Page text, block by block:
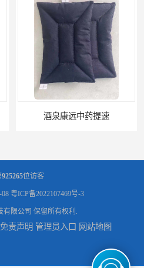
中药提速增效垫渗透液哪家好
家用中药提速治疗仪报价
925265位访客
粤ICP备2022107469号-3
有限公司 保留所有权利.
免责声明 管理员入口 网站地图